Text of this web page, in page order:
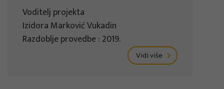
Voditelj projekta
Izidora Marković Vukadin
Razdoblje provedbe : 2019.
Vidi više